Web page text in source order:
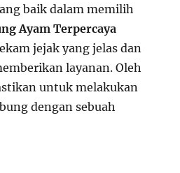
baik dalam memilih
Ayam Terpercaya
jejak yang jelas dan
layanan. Oleh
untuk melakukan
dengan sebuah